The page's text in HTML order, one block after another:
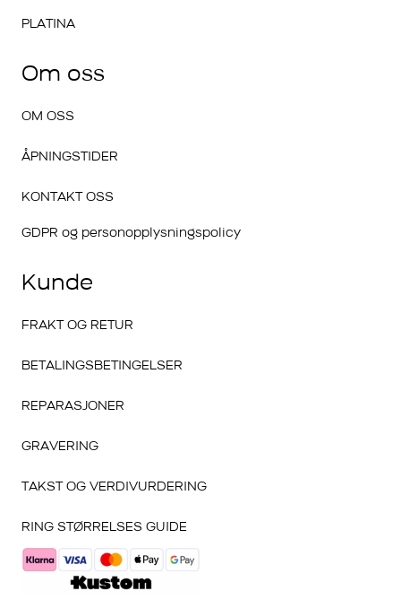
PLATINA
Om oss
OM OSS
ÅPNINGSTIDER
KONTAKT OSS
GDPR og personopplysningspolicy
Kunde
FRAKT OG RETUR
BETALINGSBETINGELSER
REPARASJONER
GRAVERING
TAKST OG VERDIVURDERING
RING STØRRELSES GUIDE